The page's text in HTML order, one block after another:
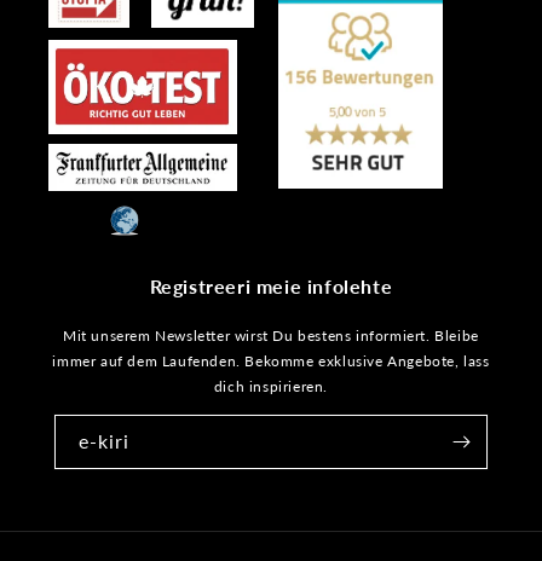
Registreeri meie infolehte
Mit unserem Newsletter wirst Du bestens informiert. Bleibe
immer auf dem Laufenden. Bekomme exklusive Angebote, lass
dich inspirieren.
e-kiri